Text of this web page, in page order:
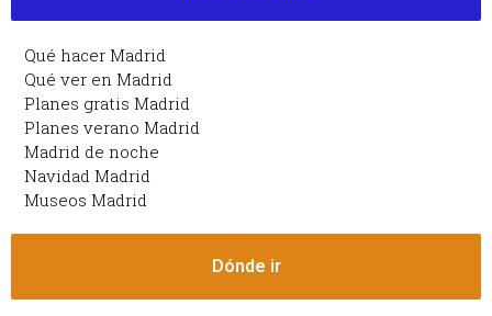
Qué hacer Madrid
Qué ver en Madrid
Planes gratis Madrid
Planes verano Madrid
Madrid de noche
Navidad Madrid
Museos Madrid
Dónde ir